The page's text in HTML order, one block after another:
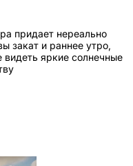
придает нереально
закат и раннее утро,
яркие солнечные